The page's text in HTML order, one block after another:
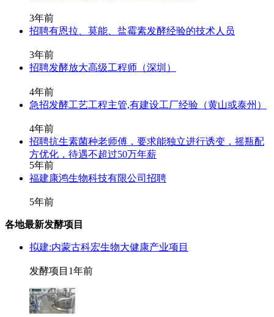
3年前
招聘有恩拉、莫能、盐霉素发酵经验的技术人员
3年前
招聘发酵放大高级工程师（深圳）
4年前
急招发酵工艺工程主管,有建设工厂经验（黄山或泰州）
4年前
招聘抗生素菌种老师傅，要求能独立进行诱变，摇瓶配
方优化，待遇不超过50万年薪
5年前
福建康鸿生物科技有限公司招聘
5年前
各地最新发酵项目
拟建:内蒙古科宏生物大健康产业项目
发酵项目 1年前